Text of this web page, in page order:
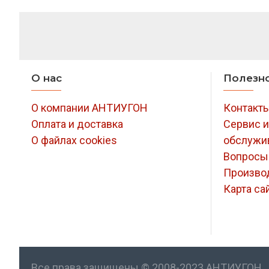
О нас
О компании АНТИУГОН
Оплата и доставка
О файлах cookies
Сервис
Вопросы
Карта